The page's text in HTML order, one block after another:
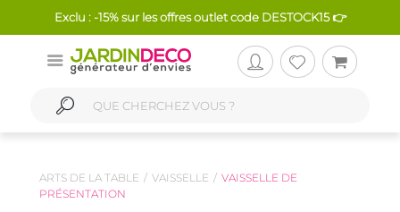
Exclu : -15% sur les offres outlet code DESTOCK15 👉
ARTS DE LA TABLE VAISSELLE
VAISSELLE DE
PRÉSENTATION